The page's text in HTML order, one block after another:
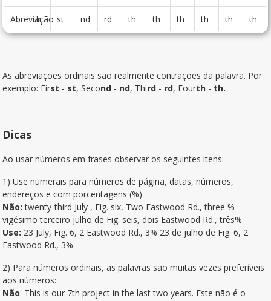
Abreviação
th st nd rd th th th th th th
As abreviações ordinais são realmente contrações da palavra. Por
exemplo: First - st, Second - nd, Third - rd, Fourth - th.
Dicas
Ao usar números em frases observar os seguintes itens:
1) Use numerais para números de página, datas, números,
endereços e com porcentagens (%):
Não: twenty-third July , Fig. six, Two Eastwood Rd., three %
vigésimo terceiro julho de Fig. seis, dois Eastwood Rd., três%
Use: 23 July, Fig. 6, 2 Eastwood Rd., 3% 23 de julho de Fig. 6, 2
Eastwood Rd., 3%
2) Para números ordinais, as palavras são muitas vezes preferíveis
aos números:
Não: This is our 7th project in the last two years. Este não é o